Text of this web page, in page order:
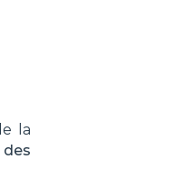
la